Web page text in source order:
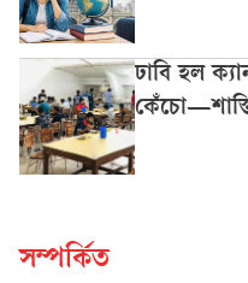
ঢাবি হল
সম্পর্কিত